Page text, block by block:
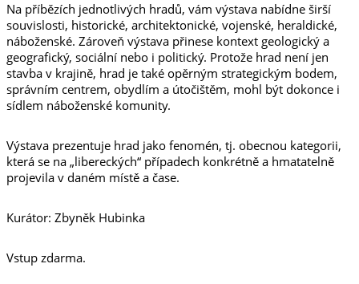
Na příbězích jednotlivých hradů, vám výstava nabídne širší
souvislosti, historické, architektonické, vojenské, heraldické,
náboženské. Zároveň výstava přinese kontext geologický a
geografický, sociální nebo i politický. Protože hrad není jen
stavba v krajině, hrad je také opěrným strategickým bodem,
správním centrem, obydlím a útočištěm, mohl být dokonce i
sídlem náboženské komunity.
Výstava prezentuje hrad jako fenomén, tj. obecnou kategorii,
která se na „libereckých“ případech konkrétně a hmatatelně
projevila v daném místě a čase.
Kurátor: Zbyněk Hubinka
Vstup zdarma.